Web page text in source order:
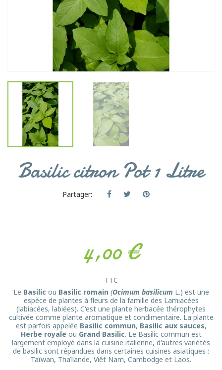
Basilic citron Pot 1 Litre
Partager:
4,00 €
TTC
Le Basilic ou Basilic romain (Ocimum basilicum L.) est une
espèce de plantes à fleurs de la famille des Lamiacées
(labiacées, labiées). C'est une plante herbacée thérophytes
cultivée comme plante aromatique et condimentaire. La plante
est parfois appelée Basilic commun, Basilic aux sauces,
Herbe royale ou Grand Basilic. Le Basilic commun est
largement employé dans la cuisine italienne, d'autres variétés
de basilic sont répandues dans certaines cuisines asiatiques :
Taïwan, Thaïlande, Viêt Nam, Cambodge et Laos.